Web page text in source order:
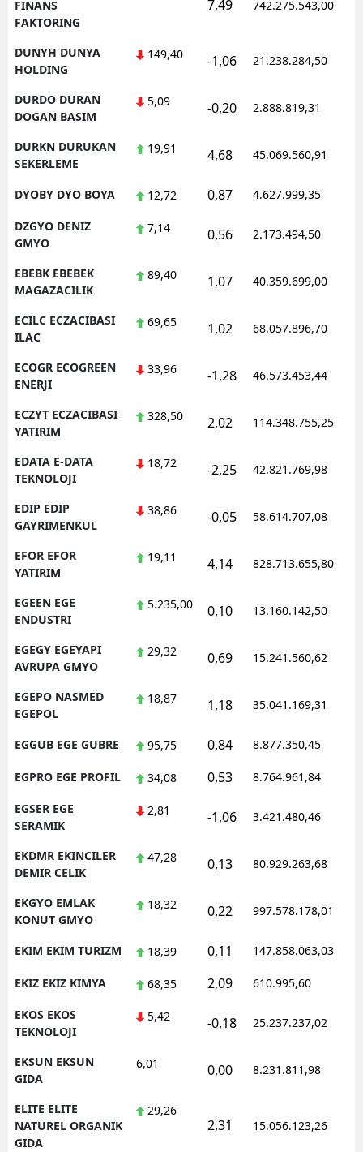
FINANS
FAKTORING
7,49 742.275.543,00
DUNYH DUNYA
HOLDING
149,40 -1,06 21.238.284,50
DURDO DURAN
DOGAN BASIM
5,09 -0,20 2.888.819,31
DURKN DURUKAN
SEKERLEME
19,91 4,68 45.069.560,91
DYOBY DYO BOYA 12,72 0,87 4.627.999,35
DZGYO DENIZ
GMYO
7,14 0,56 2.173.494,50
EBEBK EBEBEK
MAGAZACILIK
89,40 1,07 40.359.699,00
ECILC ECZACIBASI
ILAC
69,65 1,02 68.057.896,70
ECOGR ECOGREEN
ENERJI
33,96 -1,28 46.573.453,44
ECZYT ECZACIBASI
YATIRIM
328,50 2,02 114.348.755,25
EDATA E-DATA
TEKNOLOJI
18,72 -2,25 42.821.769,98
EDIP EDIP
GAYRIMENKUL
38,86 -0,05 58.614.707,08
EFOR EFOR
YATIRIM
19,11 4,14 828.713.655,80
EGEEN EGE
ENDUSTRI
5.235,00 0,10 13.160.142,50
EGEGY EGEYAPI
AVRUPA GMYO
29,32 0,69 15.241.560,62
EGEPO NASMED
EGEPOL
18,87 1,18 35.041.169,31
EGGUB EGE GUBRE 95,75 0,84 8.877.350,45
EGPRO EGE PROFIL 34,08 0,53 8.764.961,84
EGSER EGE
SERAMIK
2,81 -1,06 3.421.480,46
EKDMR EKINCILER
DEMIR CELIK
47,28 0,13 80.929.263,68
EKGYO EMLAK
KONUT GMYO
18,32 0,22 997.578.178,01
EKIM EKIM TURIZM 18,39 0,11 147.858.063,03
EKIZ EKIZ KIMYA 68,35 2,09 610.995,60
EKOS EKOS
TEKNOLOJI
5,42 -0,18 25.237.237,02
EKSUN EKSUN
GIDA
6,01 0,00 8.231.811,98
ELITE ELITE
NATUREL ORGANIK
GIDA
29,26
2,31 15.056.123,26